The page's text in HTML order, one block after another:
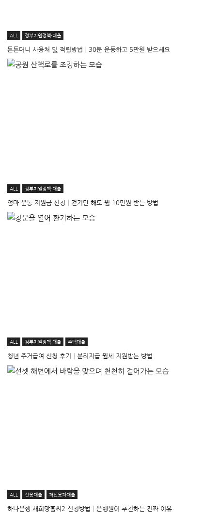
ALL 정부지원정책·대출
튼튼머니 사용처 및 적립방법│30분 운동하고 5만원 받으세요
ALL 정부지원정책·대출
엄마 운동 지원금 신청│걷기만 해도 월 10만원 받는 방법
ALL 정부지원정책·대출 주택대출
청년 주거급여 신청 후기│분리지급 월세 지원받는 방법
ALL 신용대출 저신용자대출
하나은행 새희망홀씨2 신청방법│은행원이 추천하는 진짜 이유